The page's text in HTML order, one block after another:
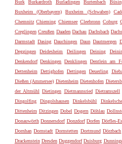
Burk
Burkardroth Burladingen Burtenbach
Buxheim (Oberbayern)
Buxheim (Schwaben)
Chemnitz Chieming Chiemsee Cleebronn Coburg
Creglingen Creußen Daaden Dachau Dachsbach
Darmstadt Dasing Dauchingen Daun Dautmergen
Deggingen
Deidesheim Deilingen Deining
Denkendorf Denkingen Denklingen Dentlein am
Dettenheim
Dettighofen Dettingen Deuerling
Dießen (Ammersee) Dietenheim Dietenhofen
der Altmühl Dietingen Dietmannsried Dietramszell
Dingolfing
Dingolshausen Dinkelsbühl
Dittenheim Ditzingen Dobel Dogern Döhlau
Donauwörth Donnersdorf Donzdorf Dorfen Dörfles-
Dornhan Dornstadt Dornstetten Dortmund Dörzbach
Drackenstein Dresden Duggendorf Duisburg